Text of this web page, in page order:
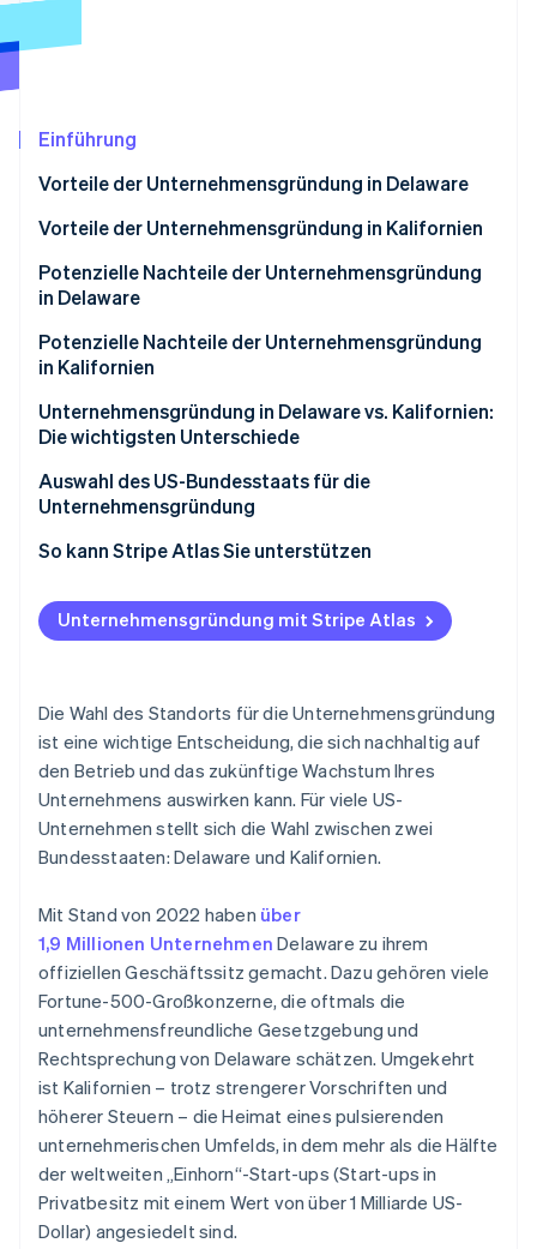
Betrugsprävention
Atlas
Online-Identitätsprüfung
Erfahren Sie, wie Stripe Lösungen für die
Jetzt ansehen
Einführung
Vorteile der Unternehmensgründung in Delaware
Vorteile der Unternehmensgründung in Kalifornien
Potenzielle Nachteile der Unternehmensgründung
in Delaware
Potenzielle Nachteile der Unternehmensgründung
in Kalifornien
Unternehmensgründung in Delaware vs. Kalifornien:
Die wichtigsten Unterschiede
Gesellschaftsrecht und Rechtssystem
Steuern und Gebühren
Vorschriften und Anforderungen
Geschäftskosten
Auswahl des US-Bundesstaats für die
Unternehmensgründung
So kann Stripe Atlas Sie unterstützen
Bei Atlas eine Unternehmensgründung beantragen
Zahlungen und Bankgeschäfte vor Erhalt der EIN-
Gründungsaktien ohne Einsatz eigener Mittel
erwerben
Automatische Einreichung des 83(b)-
Steuerformulars
Hochwertige rechtliche Unternehmensdokumente
Partnergutschriften und Rabatte im Wert von
50.000 USD
Unternehmensgründung mit Stripe Atlas
Die Wahl des Standorts für die Unternehmensgründung
ist eine wichtige Entscheidung, die sich nachhaltig auf
den Betrieb und das zukünftige Wachstum Ihres
Unternehmens auswirken kann. Für viele US-
Unternehmen stellt sich die Wahl zwischen zwei
Bundesstaaten: Delaware und Kalifornien.
Mit Stand von 2022 haben über
1,9 Millionen Unternehmen Delaware zu ihrem
offiziellen Geschäftssitz gemacht. Dazu gehören viele
Fortune-500-Großkonzerne, die oftmals die
unternehmensfreundliche Gesetzgebung und
Rechtsprechung von Delaware schätzen. Umgekehrt
ist Kalifornien – trotz strengerer Vorschriften und
höherer Steuern – die Heimat eines pulsierenden
unternehmerischen Umfelds, in dem mehr als die Hälfte
der weltweiten „Einhorn“-Start-ups (Start-ups in
Privatbesitz mit einem Wert von über 1 Milliarde US-
Dollar) angesiedelt sind.